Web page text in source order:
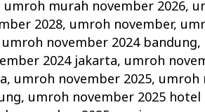
umroh murah november 2026,
2028, umroh november,
umroh november 2024 bandung,
2024 jakarta, umroh
, umroh november 2025, umroh
, umroh november 2025